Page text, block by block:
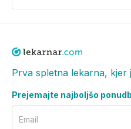
svetlobo in vlago, pri
Pogosta vprašanja
Katere sestavine
cinkom?
Izdelek vsebuje kulturo
Prva spletna lekarna, kjer
Prejemajte najboljšo
Email